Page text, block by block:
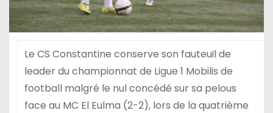
Le CS Constantine conserve son fauteuil de
leader du championnat de Ligue 1 Mobilis de
football malgré le nul concédé sur sa pelous
face au MC El Eulma (2-2), lors de la quatrième